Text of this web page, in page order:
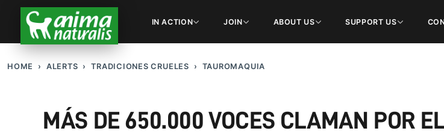
IN ACTION JOIN ABOUT US SUPPORT US
HOME ALERTS TRADICIONES CRUELES TAUROMAQUIA
MÁS DE 650.000 VOCES CLAMAN POR